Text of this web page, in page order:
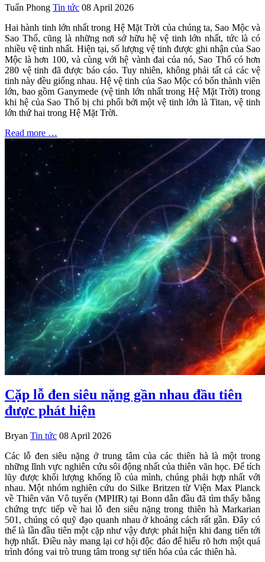
Tuấn Phong Tin tức 08 April 2026
Hai hành tinh lớn nhất trong Hệ Mặt Trời của chúng ta, Sao Mộc và
Sao Thổ, cũng là những nơi sở hữu hệ vệ tinh lớn nhất, tức là có
nhiều vệ tinh nhất. Hiện tại, số lượng vệ tinh được ghi nhận của Sao
Mộc là hơn 100, và cùng với hệ vành đai của nó, Sao Thổ có hơn
280 vệ tinh đã được báo cáo. Tuy nhiên, không phải tất cả các vệ
tinh này đều giống nhau. Hệ vệ tinh của Sao Mộc có bốn thành viên
lớn, bao gồm Ganymede (vệ tinh lớn nhất trong Hệ Mặt Trời) trong
khi hệ của Sao Thổ bị chi phối bởi một vệ tinh lớn là Titan, vệ tinh
lớn thứ hai trong Hệ Mặt Trời.
Read more …
Cặp lỗ đen siêu nặng gần nhau đầu tiên
được phát hiện
Bryan Tin tức 08 April 2026
Các lỗ đen siêu nặng ở trung tâm của các thiên hà là một trong
những lĩnh vực nghiên cứu sôi động nhất của thiên văn học. Để tích
lũy được khối lượng khổng lồ của mình, chúng phải hợp nhất với
nhau. Một nhóm nghiên cứu do Silke Britzen từ Viện Max Planck
về Thiên văn Vô tuyến (MPIfR) tại Bonn dẫn đầu đã tìm thấy bằng
chứng trực tiếp về hai lỗ đen siêu nặng trong thiên hà Markarian
501, chúng có quỹ đạo quanh nhau ở khoảng cách rất gần. Đây có
thể là lần đầu tiên một cặp như vậy được phát hiện khi đang tiến tới
hợp nhất. Điều này mang lại cơ hội độc đáo để hiểu rõ hơn một quá
trình đóng vai trò trung tâm trong sự tiến hóa của các thiên hà.